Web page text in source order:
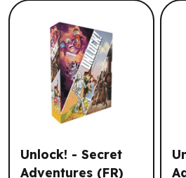
Unlock! - Secret
Adventures (FR)